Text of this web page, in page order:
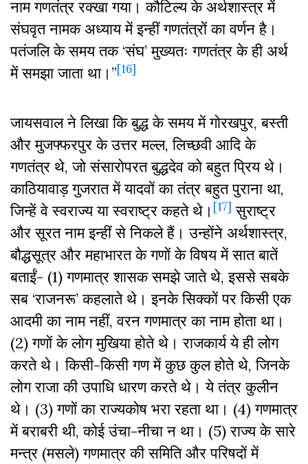
नाम गणतंत्र रक्खा गया। कौटिल्य के अर्थशास्त्र में
संघवृत नामक अध्याय में इन्हीं गणतंत्रों का वर्णन है।
पतंजलि के समय तक ‘संघ’ मुख्यतः गणतंत्र के ही अर्थ
में समझा जाता था।”[16]
जायसवाल ने लिखा कि बुद्ध के समय में गोरखपुर, बस्ती
और मुजफ्फरपुर के उत्तर मल्ल, लिच्छवी आदि के
गणतंत्र थे, जो संसारोपरत बुद्धदेव को बहुत प्रिय थे।
काठियावाड़ गुजरात में यादवों का तंत्र बहुत पुराना था,
जिन्हें वे स्वराज्य या स्वराष्ट्र कहते थे। [17] सुराष्ट्र
और सूरत नाम इन्हीं से निकले हैं। उन्होंने अर्थशास्त्र,
बौद्धसूत्र और महाभारत के गणों के विषय में सात बातें
बताईं- (1) गणमात्र शासक समझे जाते थे, इससे सबके
सब ‘राजनरू’ कहलाते थे। इनके सिक्कों पर किसी एक
आदमी का नाम नहीं, वरन गणमात्र का नाम होता था।
(2) गणों के लोग मुखिया होते थे। राजकार्य ये ही लोग
करते थे। किसी-किसी गण में कुछ कुल होते थे, जिनके
लोग राजा की उपाधि धारण करते थे। ये तंत्र कुलीन
थे। (3) गणों का राज्यकोष भरा रहता था। (4) गणमात्र
में बराबरी थी, कोई उंचा-नीचा न था। (5) राज्य के सारे
मन्त्र (मसले) गणमात्र की समिति और परिषदों में